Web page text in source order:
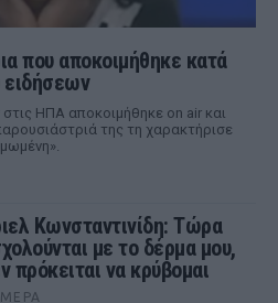
που αποκοιμήθηκε κατά
ειδήσεων
ΗΠΑ αποκοιμήθηκε on air και
της τη χαρακτήρισε
Κωνσταντινίδη: Τώρα
με το δέρμα μου,
πρόκειται να κρύβομαι